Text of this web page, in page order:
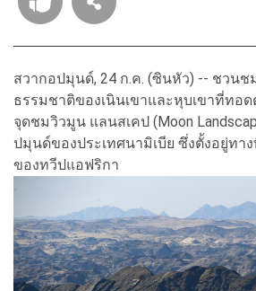
สวากอปมุนด์, 24 ก.ค. (ซินหัว) -- ชวน
ธรรมชาติของเนินเขาและหุบเขาที่ทอ
จุดชมวิวมูน แลนสเคป (Moon
ปมุนด์ของประเทศนามิเบีย ซึ่งตั้งอยู่ทา
ของทวีปแอฟริกา